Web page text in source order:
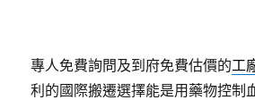
專人免費詢問及到府免費估價的工
利的國際搬遷選擇能是用藥物控制